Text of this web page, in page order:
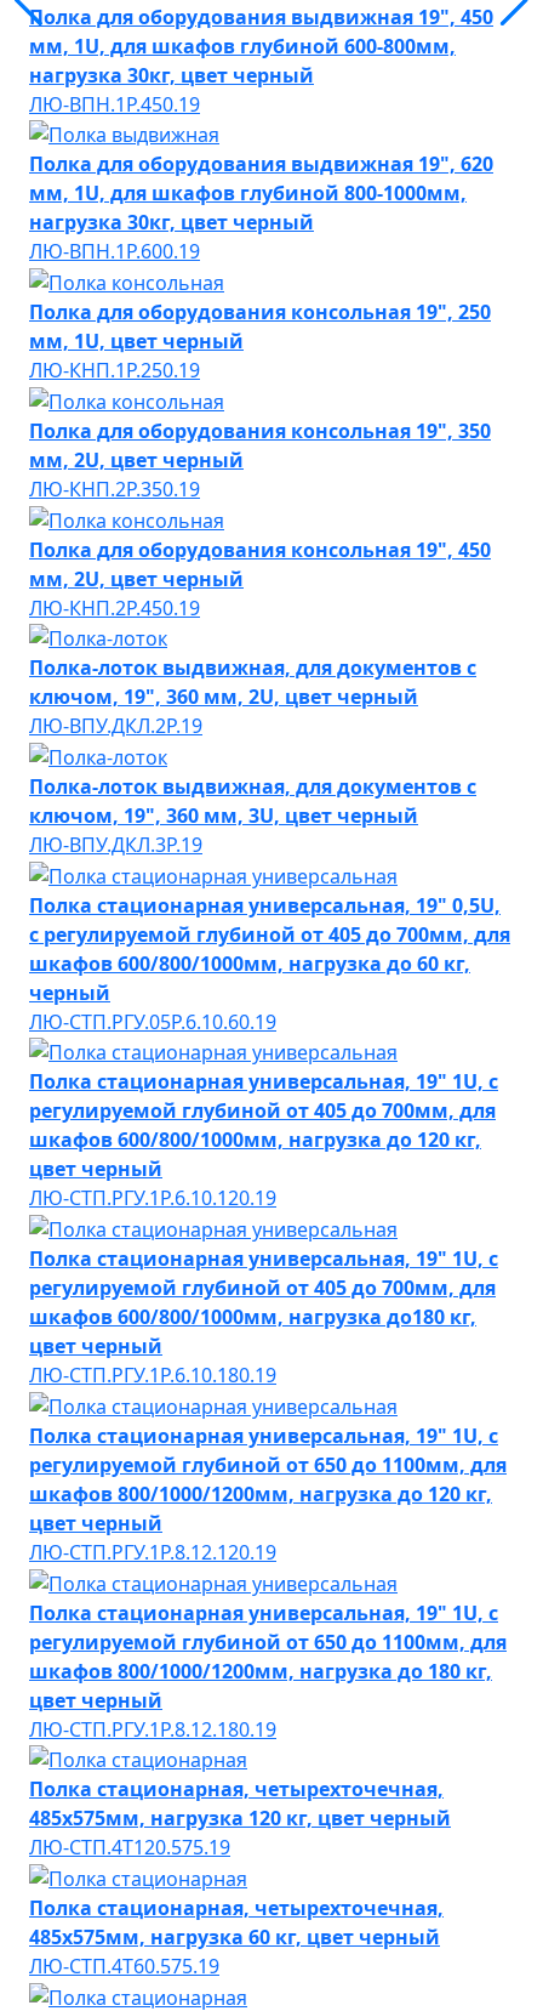
Полка для оборудования выдвижная 19", 450
мм, 1U, для шкафов глубиной 600-800мм,
нагрузка 30кг, цвет черный
ЛЮ-ВПН.1P.450.19
Полка для оборудования выдвижная 19", 620
мм, 1U, для шкафов глубиной 800-1000мм,
нагрузка 30кг, цвет черный
ЛЮ-ВПН.1P.600.19
Полка для оборудования консольная 19", 250
мм, 1U, цвет черный
ЛЮ-КНП.1Р.250.19
Полка для оборудования консольная 19", 350
мм, 2U, цвет черный
ЛЮ-КНП.2Р.350.19
Полка для оборудования консольная 19", 450
мм, 2U, цвет черный
ЛЮ-КНП.2Р.450.19
Полка-лоток выдвижная, для документов с
ключом, 19", 360 мм, 2U, цвет черный
ЛЮ-ВПУ.ДКЛ.2P.19
Полка-лоток выдвижная, для документов с
ключом, 19", 360 мм, 3U, цвет черный
ЛЮ-ВПУ.ДКЛ.3P.19
Полка стационарная универсальная, 19" 0,5U,
с регулируемой глубиной от 405 до 700мм, для
шкафов 600/800/1000мм, нагрузка до 60 кг,
черный
ЛЮ-СТП.РГУ.05Р.6.10.60.19
Полка стационарная универсальная, 19" 1U, с
регулируемой глубиной от 405 до 700мм, для
шкафов 600/800/1000мм, нагрузка до 120 кг,
цвет черный
ЛЮ-СТП.РГУ.1Р.6.10.120.19
Полка стационарная универсальная, 19" 1U, с
регулируемой глубиной от 405 до 700мм, для
шкафов 600/800/1000мм, нагрузка до180 кг,
цвет черный
ЛЮ-СТП.РГУ.1Р.6.10.180.19
Полка стационарная универсальная, 19" 1U, с
регулируемой глубиной от 650 до 1100мм, для
шкафов 800/1000/1200мм, нагрузка до 120 кг,
цвет черный
ЛЮ-СТП.РГУ.1Р.8.12.120.19
Полка стационарная универсальная, 19" 1U, с
регулируемой глубиной от 650 до 1100мм, для
шкафов 800/1000/1200мм, нагрузка до 180 кг,
цвет черный
ЛЮ-СТП.РГУ.1Р.8.12.180.19
Полка стационарная, четырехточечная,
485х575мм, нагрузка 120 кг, цвет черный
ЛЮ-СТП.4Т120.575.19
Полка стационарная, четырехточечная,
485х575мм, нагрузка 60 кг, цвет черный
ЛЮ-СТП.4Т60.575.19